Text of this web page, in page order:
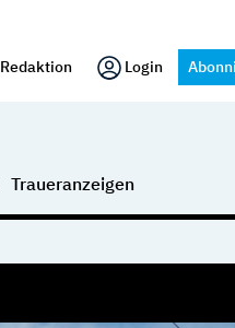
Redaktion Login
Traueranzeigen